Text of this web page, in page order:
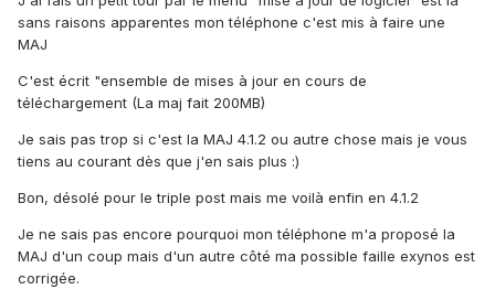
sans raisons apparentes mon téléphone c'est mis à faire une
MAJ
C'est écrit "ensemble de mises à jour en cours de
téléchargement (La maj fait 200MB)
Je sais pas trop si c'est la MAJ 4.1.2 ou autre chose mais je vous
tiens au courant dès que j'en sais plus :)
Bon, désolé pour le triple post mais me voilà enfin en 4.1.2
Je ne sais pas encore pourquoi mon téléphone m'a proposé la
MAJ d'un coup mais d'un autre côté ma possible faille exynos est
corrigée.